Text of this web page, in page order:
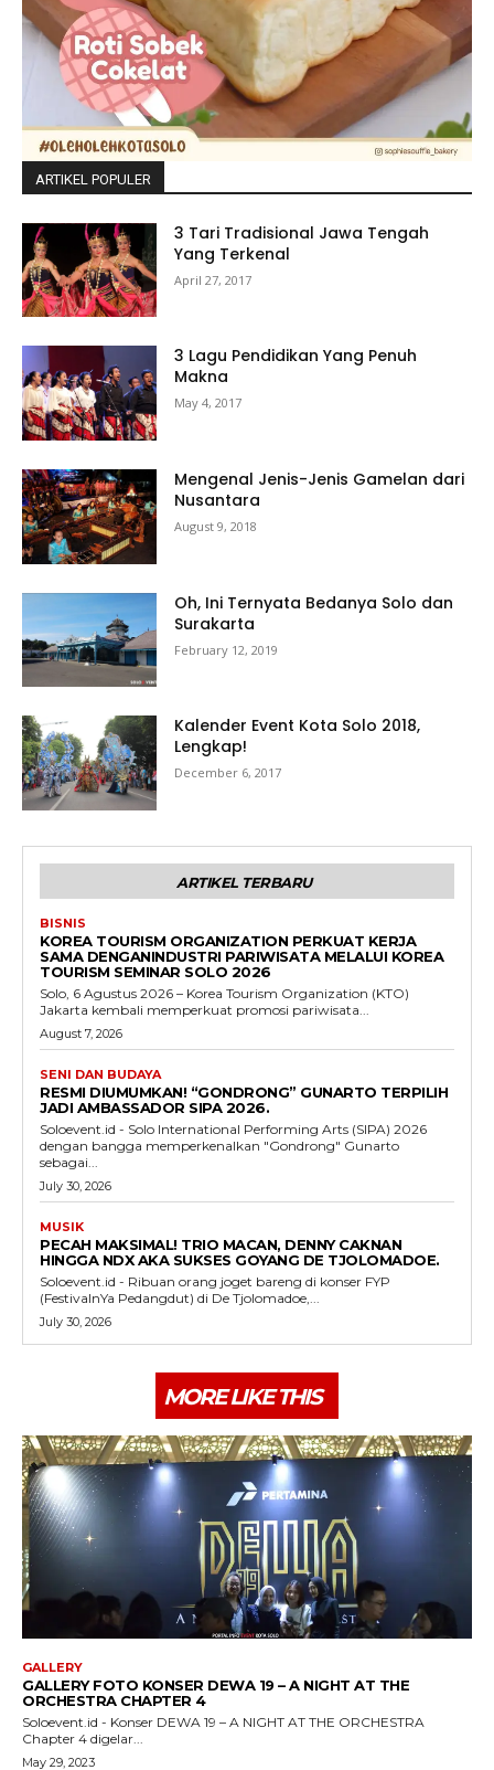
ARTIKEL POPULER
3 Tari Tradisional Jawa Tengah
Yang Terkenal
April 27, 2017
3 Lagu Pendidikan Yang Penuh
Makna
May 4, 2017
Mengenal Jenis-Jenis Gamelan dari
Nusantara
August 9, 2018
Oh, Ini Ternyata Bedanya Solo dan
Surakarta
February 12, 2019
Kalender Event Kota Solo 2018,
Lengkap!
December 6, 2017
ARTIKEL TERBARU
BISNIS
KOREA TOURISM ORGANIZATION PERKUAT KERJA
SAMA DENGANINDUSTRI PARIWISATA MELALUI KOREA
TOURISM SEMINAR SOLO 2026
Solo, 6 Agustus 2026 – Korea Tourism Organization (KTO)
Jakarta kembali memperkuat promosi pariwisata...
August 7, 2026
SENI DAN BUDAYA
RESMI DIUMUMKAN! “GONDRONG” GUNARTO TERPILIH
JADI AMBASSADOR SIPA 2026.
Soloevent.id - Solo International Performing Arts (SIPA) 2026
dengan bangga memperkenalkan "Gondrong" Gunarto
sebagai...
July 30, 2026
MUSIK
PECAH MAKSIMAL! TRIO MACAN, DENNY CAKNAN
HINGGA NDX AKA SUKSES GOYANG DE TJOLOMADOE.
Soloevent.id - Ribuan orang joget bareng di konser FYP
(FestivalnYa Pedangdut) di De Tjolomadoe,...
July 30, 2026
MORE LIKE THIS
GALLERY
GALLERY FOTO KONSER DEWA 19 – A NIGHT AT THE
ORCHESTRA CHAPTER 4
Soloevent.id - Konser DEWA 19 – A NIGHT AT THE ORCHESTRA
Chapter 4 digelar...
May 29, 2023